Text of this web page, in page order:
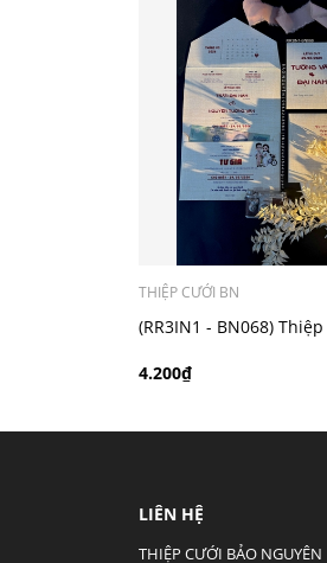
- Mẫu dưới 3000
THIỆP CƯỚI BN
(RR3IN1 - BN068)
4.200₫
LIÊN HỆ
THIỆP CƯỚI BẢO NGUYÊN